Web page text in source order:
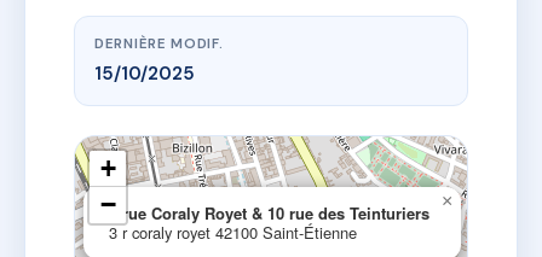
DERNIÈRE MODIF.
15/10/2025
3 rue Coraly Royet & 10 rue des Teinturiers
3 r coraly royet 42100 Saint-Étienne
×
+
−